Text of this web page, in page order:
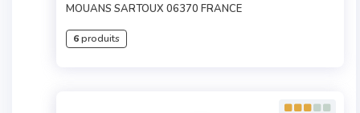
MOUANS SARTOUX 06370 FRANCE
6produits